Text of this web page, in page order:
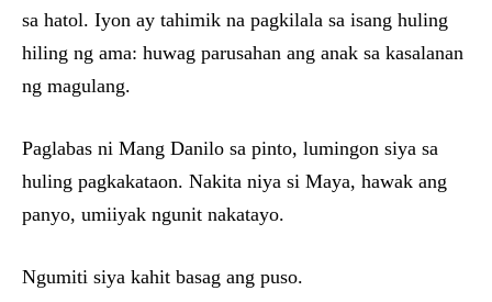
sa hatol. Iyon ay tahimik na pagkilala sa isang huling
hiling ng ama: huwag parusahan ang anak sa kasalanan
ng magulang.
Paglabas ni Mang Danilo sa pinto, lumingon siya sa
huling pagkakataon. Nakita niya si Maya, hawak ang
panyo, umiiyak ngunit nakatayo.
Ngumiti siya kahit basag ang puso.